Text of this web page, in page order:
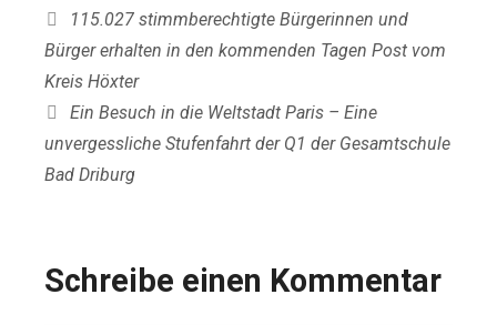
115.027 stimmberechtigte Bürgerinnen und
Bürger erhalten in den kommenden Tagen Post vom
Kreis Höxter
Ein Besuch in die Weltstadt Paris – Eine
unvergessliche Stufenfahrt der Q1 der Gesamtschule
Bad Driburg
Schreibe einen Kommentar